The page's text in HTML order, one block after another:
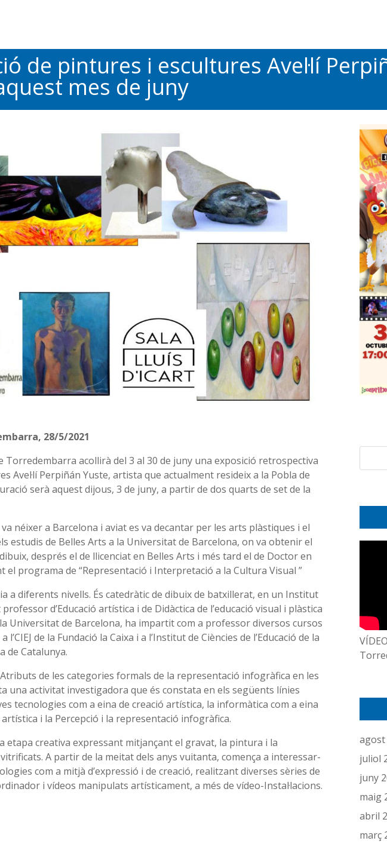
de pintures i escultures Avel·lí
mes de juny
28/5/2021
Torredembarra acollirà del 3 al 30 de juny una exposició retrospectiva
Avel·lí Perpiñán Yuste, artista que actualment resideix a la Pobla de
serà aquest dijous, 3 de juny, a partir de dos quarts de set de la
va néixer a Barcelona i aviat es va decantar per les arts plàstiques i el
estudis de Belles Arts a la Universitat de Barcelona, ​​on va obtenir el
després el de llicenciat en Belles Arts i més tard el de Doctor en
el programa de “Representació i Interpretació a la Cultura Visual ”
a diferents nivells. És catedràtic de dibuix de batxillerat, en un Institut
d’Educació artística i de Didàctica de l’educació visual i plàstica
Universitat de Barcelona, ha impartit com a professor diversos cursos
de la Fundació la Caixa i a l’Institut de Ciències de l’Educació de la
de Catalunya.
de les categories formals de la representació infogràfica en les
una activitat investigadora que és constata en els següents línies
tecnologies com a eina de creació artística, la informàtica com a eina
artística i la Percepció i la representació infogràfica.
etapa creativa expressant mitjançant el gravat, la pintura i la
A partir de la meitat dels anys vuitanta, comença a interessar-
com a mitjà d’expressió i de creació, realitzant diverses sèries de
i vídeos manipulats artísticament, a més de vídeo-Instal·lacions.
agost
juliol
juny
maig
abril
març